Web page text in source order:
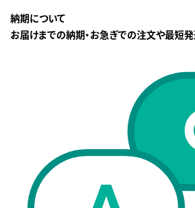
納期について
お届けまでの納期・お急ぎでの注文や最短